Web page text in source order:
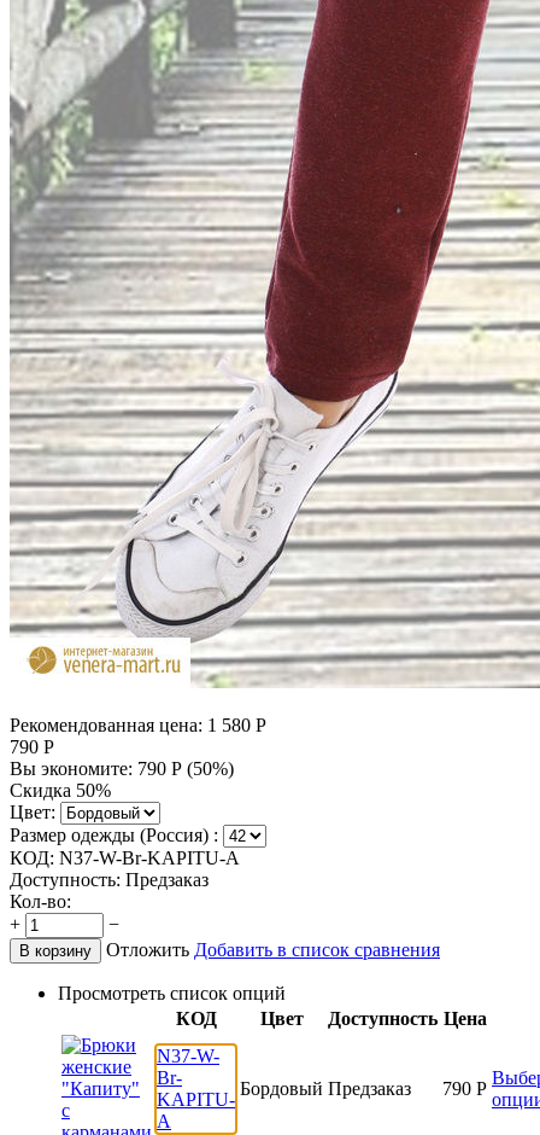
Рекомендованная цена: 1 580 Р
790 Р
Вы экономите: 790 Р (50%)
Скидка 50%
Цвет:
Размер одежды (Россия) :
КОД: N37-W-Br-KAPITU-A
Доступность: Предзаказ
Кол-во:
+
−
В корзину Отложить Добавить в список сравнения
Просмотреть список опций
КОД
Цвет Доступность Цена
N37-W-
Br-
KAPITU-
A
Бордовый Предзаказ 790 Р